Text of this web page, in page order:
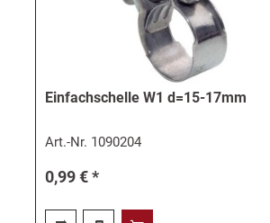
Einfachschelle W1 d=15-17mm
Art.-Nr. 1090204
0,99 € *